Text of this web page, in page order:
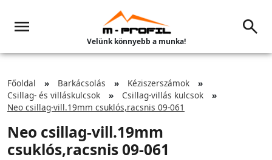
Velünk könnyebb a munka!
Főoldal Barkácsolás
Kéziszerszámok
Csillag- és villáskulcsok
Csillag-villás kulcsok
Neo csillag-vill.19mm csuklós,racsnis 09-061
Neo csillag-vill.19mm
csuklós,racsnis 09-061